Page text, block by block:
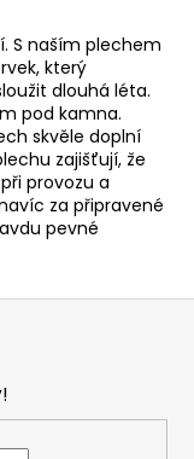
S naším plechem
který
dlouhá léta.
pod kamna.
skvěle doplní
zajišťují, že
provozu a
za připravené
pevné